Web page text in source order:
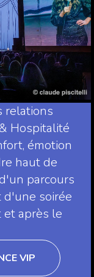
relations
Hospitalité
émotion
haut de
parcours
soirée
et après le
VIP